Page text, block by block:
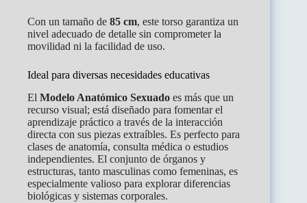
Con un tamaño de 85 cm, este torso garantiza un
nivel adecuado de detalle sin comprometer la
movilidad ni la facilidad de uso.
Ideal para diversas necesidades educativas
El Modelo Anatómico Sexuado es más que un
recurso visual; está diseñado para fomentar el
aprendizaje práctico a través de la interacción
directa con sus piezas extraíbles. Es perfecto para
clases de anatomía, consulta médica o estudios
independientes. El conjunto de órganos y
estructuras, tanto masculinas como femeninas, es
especialmente valioso para explorar diferencias
biológicas y sistemas corporales.